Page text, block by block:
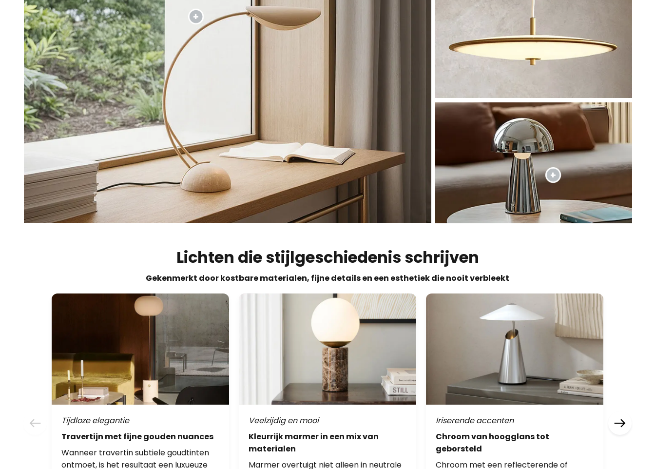
Lichten die stijlgeschiedenis schrijven
Gekenmerkt door kostbare materialen, fijne details en een esthetiek die nooit verbleekt
Tijdloze elegantie
Travertijn met fijne gouden nuances
Wanneer travertin subtiele goudtinten
ontmoet, is het resultaat een luxueuze
Veelzijdig en mooi
Kleurrijk marmer in een mix van
materialen
Marmer overtuigt niet alleen in neutrale
Iriserende accenten
Chroom van hoogglans tot
geborsteld
Chroom met een reflecterende of